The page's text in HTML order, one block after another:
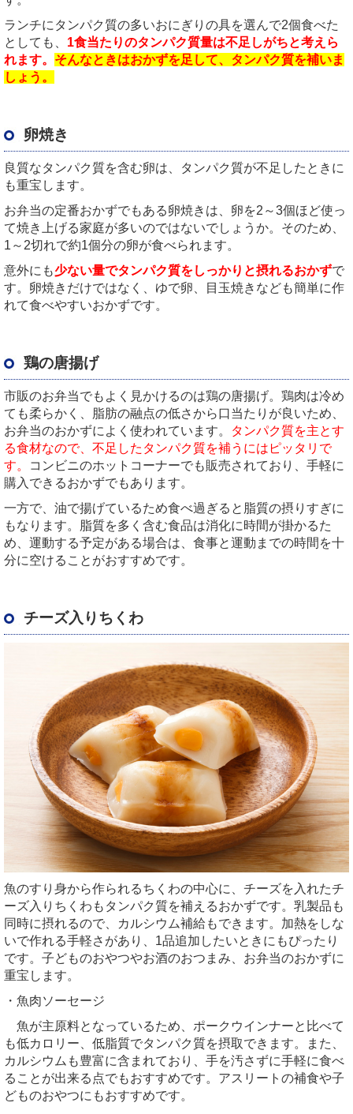
ランチにタンパク質の多いおにぎりの具を選んで2個食べた
としても、 1食当たりのタンパク質量は不足しがちと考えら
れます。 そんなときはおかずを足して、タンパク質を補いま
しょう。
卵焼き
良質なタンパク質を含む卵は、タンパク質が不足したときに
も重宝します。
お弁当の定番おかずでもある卵焼きは、卵を2～3個ほど使っ
て焼き上げる家庭が多いのではないでしょうか。そのため、
1～2切れで約1個分の卵が食べられます。
意外にも少ない量でタンパク質をしっかりと摂れるおかずで
す。卵焼きだけではなく、ゆで卵、目玉焼きなども簡単に作
れて食べやすいおかずです。
鶏の唐揚げ
市販のお弁当でもよく見かけるのは鶏の唐揚げ。鶏肉は冷め
ても柔らかく、脂肪の融点の低さから口当たりが良いため、
お弁当のおかずによく使われています。
タンパク質を主とす
る食材なので、不足したタンパク質を補うにはピッタリで
す。
コンビニのホットコーナーでも販売されており、手軽に
購入できるおかずでもあります。
一方で、油で揚げているため食べ過ぎると脂質の摂りすぎに
もなります。脂質を多く含む食品は消化に時間が掛かるた
め、運動する予定がある場合は、食事と運動までの時間を十
分に空けることがおすすめです。
チーズ入りちくわ
魚のすり身から作られるちくわの中心に、チーズを入れたチ
ーズ入りちくわもタンパク質を補えるおかずです。乳製品も
同時に摂れるので、カルシウム補給もできます。加熱をしな
いで作れる手軽さがあり、1品追加したいときにもぴったり
です。子どものおやつやお酒のおつまみ、お弁当のおかずに
重宝します。
・魚肉ソーセージ
魚が主原料となっているため、ポークウインナーと比べて
も低カロリー、低脂質でタンパク質を摂取できます。また、
カルシウムも豊富に含まれており、手を汚さずに手軽に食べ
ることが出来る点でもおすすめです。アスリートの補食や子
どものおやつにもおすすめです。